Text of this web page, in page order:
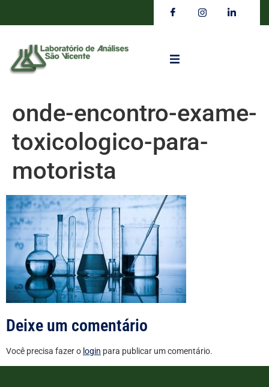
onde-encontro-exame-
toxicologico-para-
motorista
Deixe um comentário
Você precisa fazer o login para publicar um comentário.